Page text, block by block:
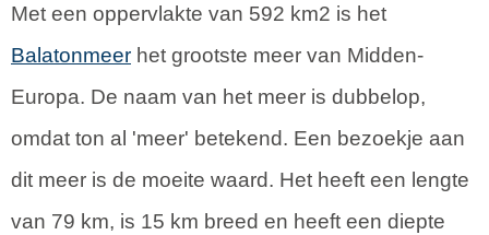
Met een oppervlakte van 592 km2 is het
Balatonmeer het grootste meer van Midden-
Europa. De naam van het meer is dubbelop,
omdat ton al 'meer' betekend. Een bezoekje aan
dit meer is de moeite waard. Het heeft een lengte
van 79 km, is 15 km breed en heeft een diepte